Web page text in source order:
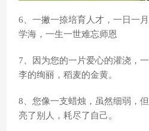
6、一撇一捺培育人才，一日一
学海，一生一世难忘师恩
7、因为您的一片爱心的灌浇，
李的绚丽，稻麦的金黄。
8、您像一支蜡烛，虽然细弱，
亮了别人，耗尽了自己。